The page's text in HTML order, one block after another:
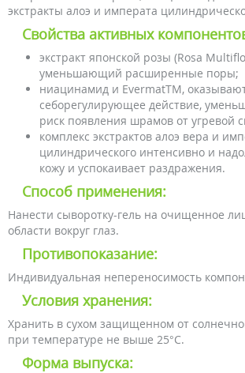
экстракты алоэ и императа
Свойства активных
экстракт японской розы (Rosa
уменьшающий расширенные поры;
ниацинамид и EvermatTM,
себорегулирующее действие,
риск появления шрамов от угревой
комплекс экстрактов алоэ вера и
цилиндрического интенсивно и
кожу и успокаивает раздражения.
Способ применения:
Нанести сыворотку-гель на очищенное
области вокруг глаз.
Противопоказание:
Индивидуальная непереносимость
Условия хранения:
Хранить в сухом защищенном от
при температуре не выше 25°С.
Форма выпуска: